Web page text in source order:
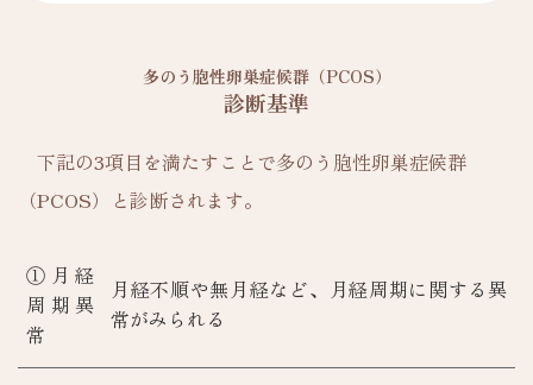
多のう胞性卵巣症候群（PCOS）
診断基準
下記の3項目を満たすことで多のう胞性卵巣症候群
（PCOS）と診断されます。
①月経
周期異
常
月経不順や無月経など、月経周期に関する異
常がみられる